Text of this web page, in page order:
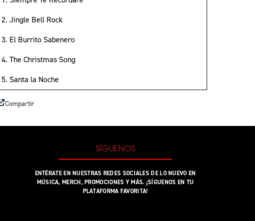
2. Jingle Bell Rock
3. El Burrito Sabenero
4. The Christmas Song
5. Santa la Noche
Compartir
SÍGUENOS
ENTÉRATE EN NUESTRAS REDES SOCIALES DE LO NUEVO EN
MÚSICA, MERCH, PROMOCIONES Y MÁS. ¡SÍGUENOS EN TU
PLATAFORMA FAVORITA!